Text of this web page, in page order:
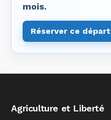
mois.
Réserver ce
Agriculture et Liberté